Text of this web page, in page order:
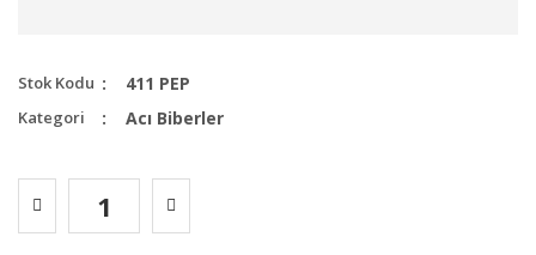
Stok Kodu 411 PEP
Kategori Acı Biberler